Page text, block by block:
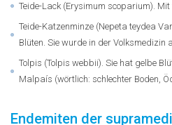
Teide-Lack (Erysimum scoparium). Mit
Teide-Katzenminze (Nepeta teydea
Blüten. Sie wurde in der Volksmedizin
Tolpis (Tolpis webbii). Sie hat gelbe
Malpaís (wörtlich: schlechter Boden,
Endemiten der